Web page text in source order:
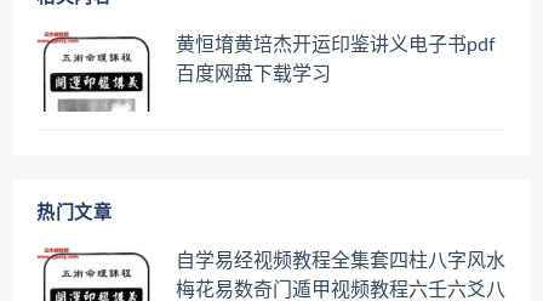
黄恒堉黄培杰开运印鉴讲义电子书pdf
百度网盘下载学习
热门文章
自学易经视频教程全集套四柱八字风水
梅花易数奇门遁甲视频教程六壬六爻八